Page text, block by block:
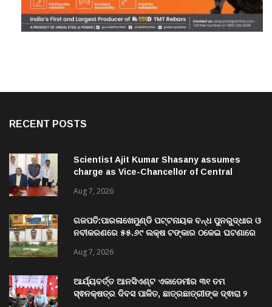
RECENT POSTS
Scientist Ajit Kumar Shasany assumes
charge as Vice-Chancellor of Central
Aug 7, 2026
ଗଜପତି:ପାରଳାଖେମୁଣ୍ଡି ପଟ୍ଟନାୟକ ବନ୍ଧ ପୁନରୁଦ୍ଧାର ଓ
ନବୀକରଣରେ ୫୫.୬୯ ଲକ୍ଷ ଟଙ୍କାର ଠକେଇ ଘଟଣାରେ
ଗିରଫ କରି ବ୍ରହ୍ମପୁର ଭିଜିଲାନ୍ସ କୋର୍ଟ ଚାଲାଣ
Aug 7, 2026
ଆର୍ଯ୍ୟବର୍ତ୍ତ ଆନସିଏଣ୍ଟ ଏକାଡେମୀର ୩୧ ତମ
ସ୍ଵନକ୍ଷତ୍ର ଦିବସ ପାଳିତ, ଛାତ୍ରଛାତ୍ରୀଙ୍କ ଦ୍ଵାରା ୨